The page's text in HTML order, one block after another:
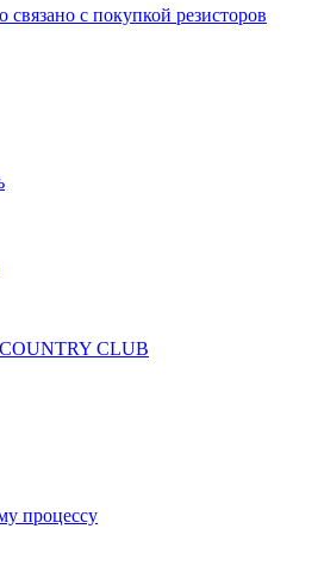
с покупкой резисторов
COUNTRY CLUB
процессу